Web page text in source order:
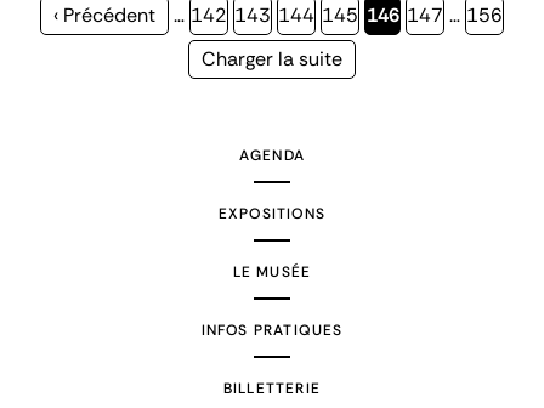
Page
‹ Précédent … Page
142 Page
143 Page
144 Page
145 Page
146 Page
147 … Page
156
Page
Charger la suite
AGENDA
EXPOSITIONS
LE MUSÉE
INFOS PRATIQUES
BILLETTERIE